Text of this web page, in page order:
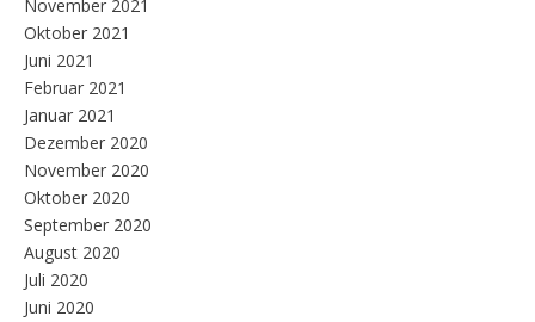
November 2021
Oktober 2021
Juni 2021
Februar 2021
Januar 2021
Dezember 2020
November 2020
Oktober 2020
September 2020
August 2020
Juli 2020
Juni 2020